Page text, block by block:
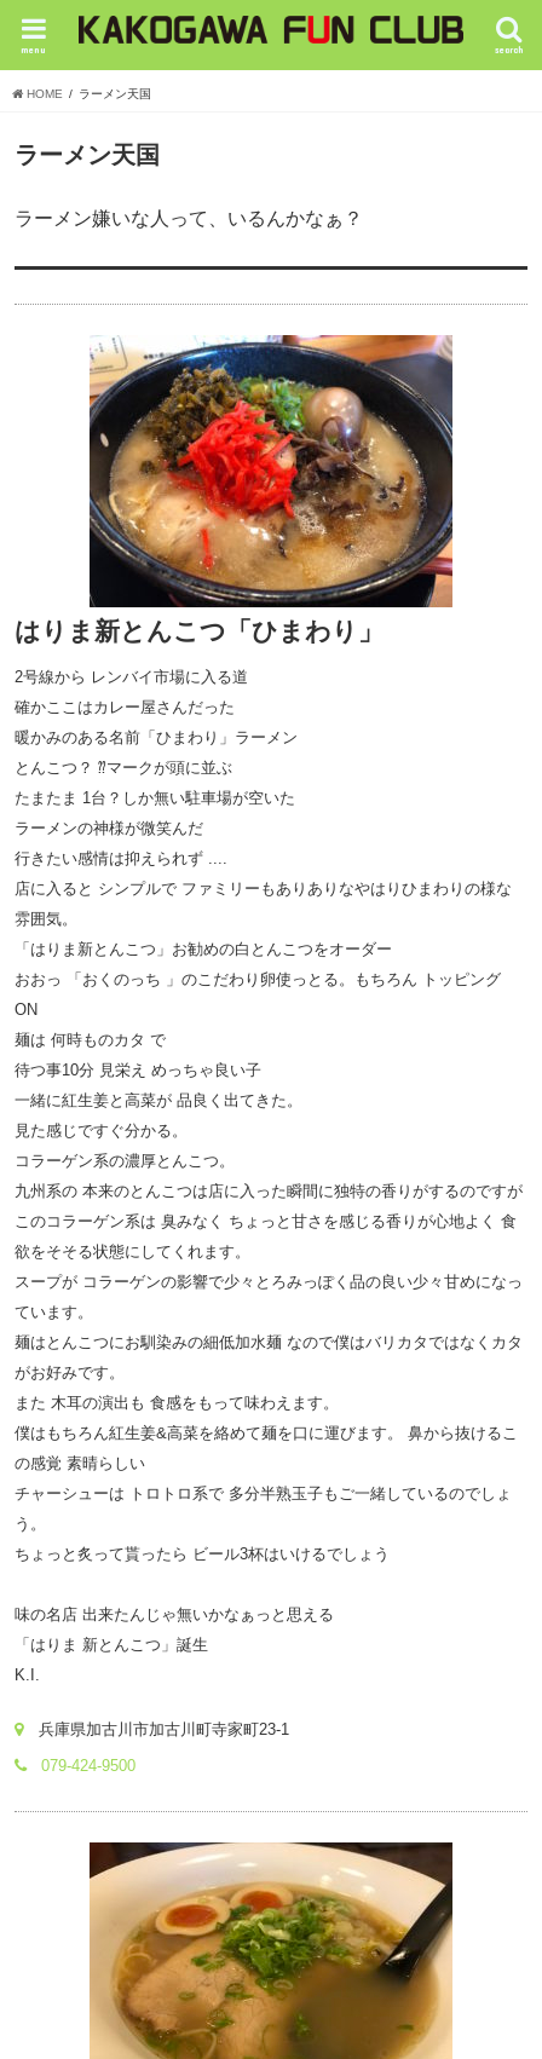
search
menu
HOME ラーメン天国
ラーメン天国
ラーメン嫌いな人って、いるんかなぁ？
はりま新とんこつ「ひまわり」
2号線から レンバイ市場に入る道
確かここはカレー屋さんだった
暖かみのある名前「ひまわり」ラーメン
とんこつ？ ⁇マークが頭に並ぶ
たまたま 1台？しか無い駐車場が空いた
ラーメンの神様が微笑んだ
行きたい感情は抑えられず ....
店に入ると シンプルで ファミリーもありありなやはりひまわりの様な
雰囲気。
「はりま新とんこつ」お勧めの白とんこつをオーダー
おおっ 「おくのっち 」のこだわり卵使っとる。もちろん トッピング
ON
麺は 何時ものカタ で
待つ事10分 見栄え めっちゃ良い子
一緒に紅生姜と高菜が 品良く出てきた。
見た感じですぐ分かる。
コラーゲン系の濃厚とんこつ。
九州系の 本来のとんこつは店に入った瞬間に独特の香りがするのですが
このコラーゲン系は 臭みなく ちょっと甘さを感じる香りが心地よく 食
欲をそそる状態にしてくれます。
スープが コラーゲンの影響で少々とろみっぽく品の良い少々甘めになっ
ています。
麺はとんこつにお馴染みの細低加水麺 なので僕はバリカタではなくカタ
がお好みです。
また 木耳の演出も 食感をもって味わえます。
僕はもちろん紅生姜&高菜を絡めて麺を口に運びます。 鼻から抜けるこ
の感覚 素晴らしい
チャーシューは トロトロ系で 多分半熟玉子もご一緒しているのでしょ
う。
ちょっと炙って貰ったら ビール3杯はいけるでしょう
味の名店 出来たんじゃ無いかなぁっと思える
「はりま 新とんこつ」誕生
K.I.
兵庫県加古川市加古川町寺家町23-1
079-424-9500